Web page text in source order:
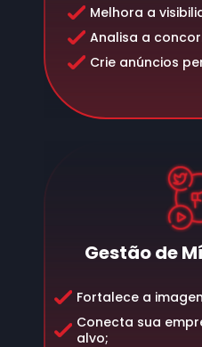
Melhora a
Analisa a
Crie anúncios
Gestão de
Fortalece a
Conecta sua
alvo;